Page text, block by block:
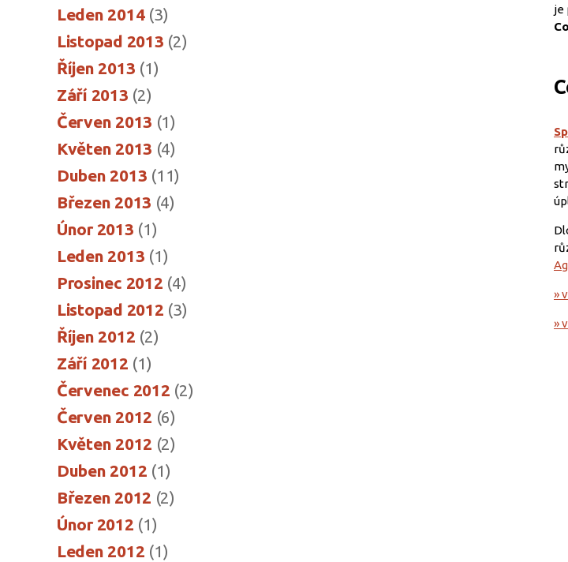
Leden 2014(3)
Listopad 2013 (2)
Říjen 2013 (1)
Září 2013 (2)
Červen 2013 (1)
Květen 2013 (4)
Duben 2013 (11)
Březen 2013 (4)
Únor 2013 (1)
Leden 2013 (1)
Prosinec 2012 (4)
Listopad 2012 (3)
Říjen 2012 (2)
Září 2012 (1)
Červenec 2012 (2)
Červen 2012 (6)
Květen 2012 (2)
Duben 2012 (1)
Březen 2012 (2)
Únor 2012 (1)
Leden 2012 (1)
je
»
»